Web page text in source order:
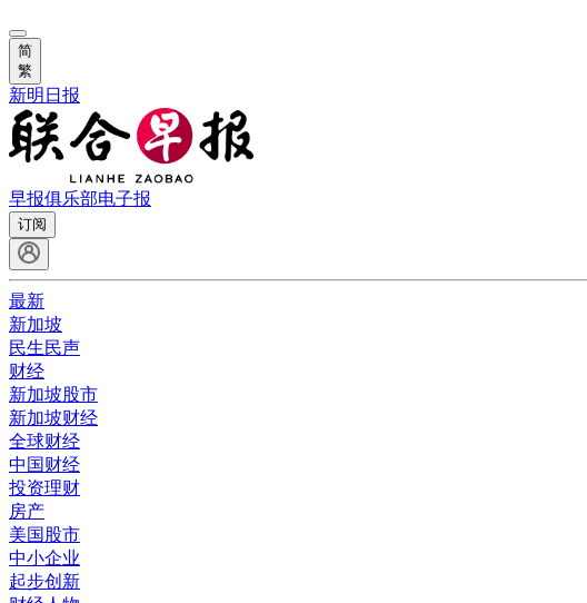
简
繁
新明日报
早报俱乐部电子报
订阅
最新
新加坡
民生民声
财经
新加坡股市
新加坡财经
全球财经
中国财经
投资理财
房产
美国股市
中小企业
起步创新